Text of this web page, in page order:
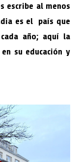
escribe al menos
es el país que
año; aquí la
su educación y